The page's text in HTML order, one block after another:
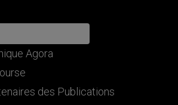
Agora
des Publications